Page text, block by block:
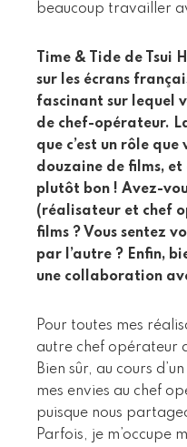
beaucoup travailler
Time & Tide de Tsui
sur les écrans
fascinant sur lequel
de chef-opérateur.
que c’est un rôle que
douzaine de films, et
plutôt bon ! Avez-
(réalisateur et chef
films ? Vous sentez
par l’autre ? Enfin,
une collaboration
Pour toutes mes
autre chef opérateur
Bien sûr, au cours
mes envies au chef
puisque nous
Parfois, je m’occupe